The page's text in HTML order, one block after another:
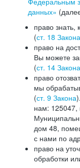
данных»
право
(ст. 18 Закона
право на
Вы можете
(ст. 14 Закона
право
мы
(ст. 9 Закона
нам: 125047,
дом 48,
с нами по
право на
обработки